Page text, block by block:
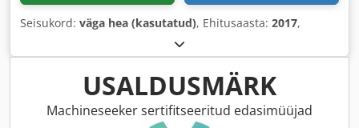
Seisukord: väga hea (kasutatud), Ehitusaasta: 2017,
USALDUSMÄRK
Machineseeker sertifitseeritud edasimüüjad